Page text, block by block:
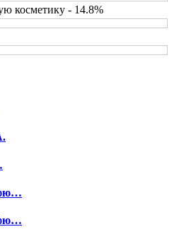
косметику - 14.8%